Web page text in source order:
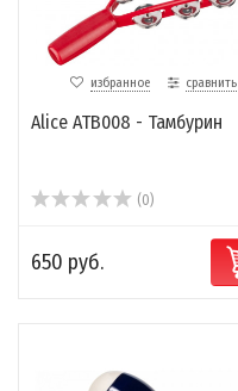
избранное сравнить
Alice ATB008 - Тамбурин
(0)
650 руб.